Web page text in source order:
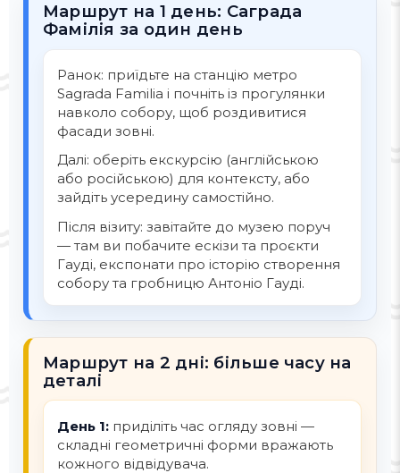
Маршрут на 1 день: Саграда
Фамілія за один день
Ранок: приїдьте на станцію метро
Sagrada Familia і почніть із прогулянки
навколо собору, щоб роздивитися
фасади зовні.
Далі: оберіть екскурсію (англійською
або російською) для контексту, або
зайдіть усередину самостійно.
Після візиту: завітайте до музею поруч
— там ви побачите ескізи та проєкти
Гауді, експонати про історію створення
собору та гробницю Антоніо Гауді.
Маршрут на 2 дні: більше часу на
деталі
День 1: приділіть час огляду зовні —
складні геометричні форми вражають
кожного відвідувача.